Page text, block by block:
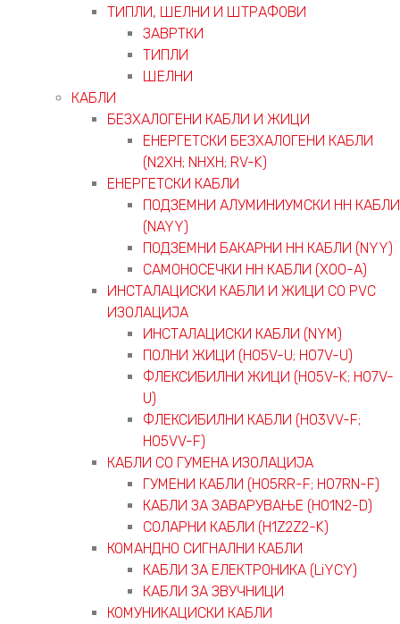
ТИПЛИ, ШЕЛНИ И ШТРАФОВИ
ЗАВРТКИ
ТИПЛИ
ШЕЛНИ
КАБЛИ
БЕЗХАЛОГЕНИ КАБЛИ И ЖИЦИ
ЕНЕРГЕТСКИ БЕЗХАЛОГЕНИ КАБЛИ
(N2XH; NHXH; RV-K)
ЕНЕРГЕТСКИ КАБЛИ
ПОДЗЕМНИ АЛУМИНИУМСКИ НН КАБЛИ
(NAYY)
ПОДЗЕМНИ БАКАРНИ НН КАБЛИ (NYY)
САМОНОСЕЧКИ НН КАБЛИ (X00-A)
ИНСТАЛАЦИСКИ КАБЛИ И ЖИЦИ СО PVC
ИЗОЛАЦИЈА
ИНСТАЛАЦИСКИ КАБЛИ (NYM)
ПОЛНИ ЖИЦИ (H05V-U; H07V-U)
ФЛЕКСИБИЛНИ ЖИЦИ (H05V-K; H07V-
U)
ФЛЕКСИБИЛНИ КАБЛИ (H03VV-F;
H05VV-F)
КАБЛИ СО ГУМЕНА ИЗОЛАЦИЈА
ГУМЕНИ КАБЛИ (H05RR-F; H07RN-F)
КАБЛИ ЗА ЗАВАРУВАЊЕ (H01N2-D)
СОЛАРНИ КАБЛИ (H1Z2Z2-K)
КОМАНДНО СИГНАЛНИ КАБЛИ
КАБЛИ ЗА ЕЛЕКТРОНИКА (LiYCY)
КАБЛИ ЗА ЗВУЧНИЦИ
КОМУНИКАЦИСКИ КАБЛИ